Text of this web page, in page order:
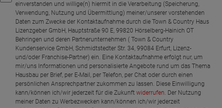
einverstanden und willige(n) hiermit in die Verarbeitung (Speicherung,
Verwendung, Nutzung und Übermittlung) meiner/unserer vorstehenden
Daten zum Zwecke der Kontaktaufnahme durch die Town & Country Haus
Lizenzgeber GmbH, Hauptstraße 90 E, 99820 Hörselberg-Hainich OT
Behringen und deren Partnerunternehmen ( Town & Country
Kundenservice GmbH, Schmidtstedter Str. 34, 99084 Erfurt, Lizenz-
und/oder Franchise-Partner) ein. Eine Kontaktaufnahme erfolgt nur, um
mir/uns Informationen und personalisierte Angebote rund um das Thema
Hausbau per Brief, per E-Mail, per Telefon, per Chat oder durch einen
persönlichen Ansprechpartner zukommen zu lassen. Diese Einwilligung
kann/können ich/wir jederzeit für die Zukunftwiderrufen. Der Nutzung
meiner Daten zu Werbezwecken kann/können ich/wir jederzeit